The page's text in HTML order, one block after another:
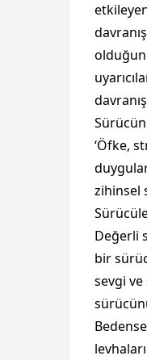
‘Öfke,
zihinsel
Değerli
bir
sevgi